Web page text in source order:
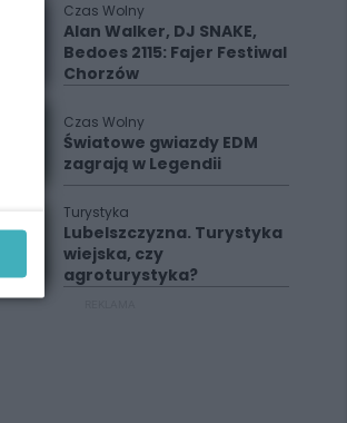
Czas Wolny
Alan Walker, DJ SNAKE,
Bedoes 2115: Fajer Festiwal
Chorzów
Czas Wolny
Światowe gwiazdy EDM
zagrają w Legendii
Turystyka
Lubelszczyzna. Turystyka
wiejska, czy
agroturystyka?